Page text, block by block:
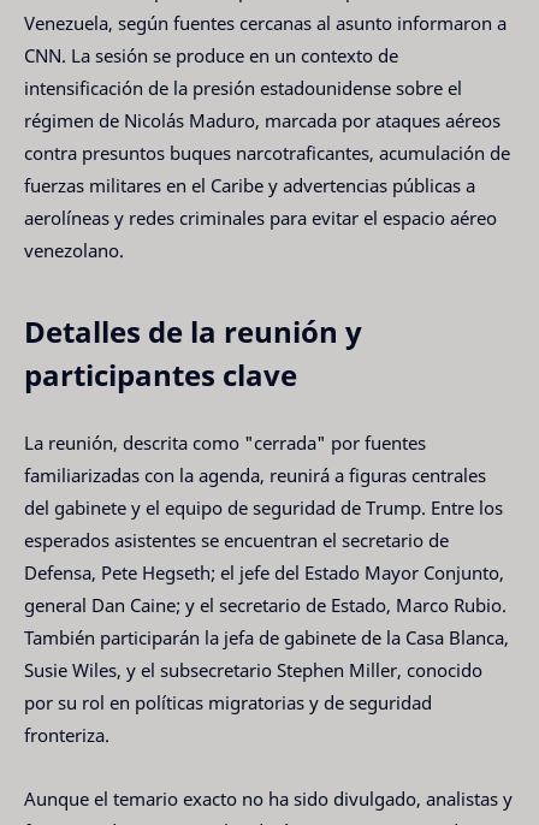
Venezuela, según fuentes cercanas al asunto informaron a
CNN. La sesión se produce en un contexto de
intensificación de la presión estadounidense sobre el
régimen de Nicolás Maduro, marcada por ataques aéreos
contra presuntos buques narcotraficantes, acumulación de
fuerzas militares en el Caribe y advertencias públicas a
aerolíneas y redes criminales para evitar el espacio aéreo
venezolano.
Detalles de la reunión y
participantes clave
La reunión, descrita como "cerrada" por fuentes
familiarizadas con la agenda, reunirá a figuras centrales
del gabinete y el equipo de seguridad de Trump. Entre los
esperados asistentes se encuentran el secretario de
Defensa, Pete Hegseth; el jefe del Estado Mayor Conjunto,
general Dan Caine; y el secretario de Estado, Marco Rubio.
También participarán la jefa de gabinete de la Casa Blanca,
Susie Wiles, y el subsecretario Stephen Miller, conocido
por su rol en políticas migratorias y de seguridad
fronteriza.
Aunque el temario exacto no ha sido divulgado, analistas y